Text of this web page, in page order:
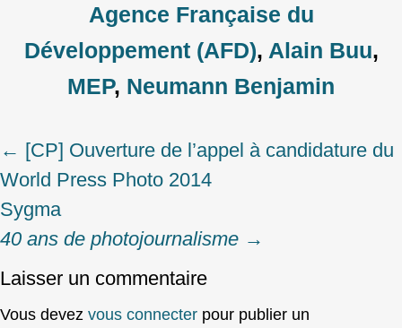
Agence Française du
Développement (AFD), Alain Buu,
MEP, Neumann Benjamin
Post
navigation
← [CP] Ouverture de l’appel à candidature du
World Press Photo 2014
Sygma
40 ans de photojournalisme →
Laisser un commentaire
Vous devez vous connecter pour publier un